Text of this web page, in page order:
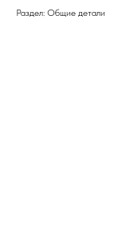
Раздел: Общие детали